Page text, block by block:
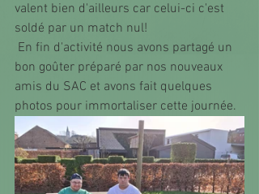
valent bien d'ailleurs car celui-ci c'est
soldé par un match nul!
bon goûter préparé par nos nouveaux
amis du SAC et avons fait quelques
photos pour immortaliser cette journée.